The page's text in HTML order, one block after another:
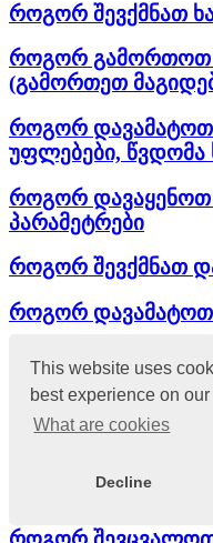
This website uses
best experience on
What are cookies
Decline
როგორ შევქმნათ
როგორ გამორთოთ
(გამორთეთ
როგორ
უფლებები, წვდომა
როგორ დავაყენოთ
პარამეტრები
როგორ შევქმნათ
როგორ დავამატოთ
როგორ შევქმნათ
საკრედიტო
დროის დაყენება